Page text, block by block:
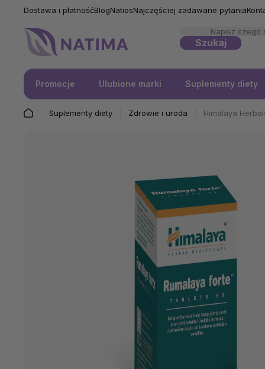
Dostawa i płatnośćBlogNatiosNajczęściej zadawane pytania
Szukaj
Promocje Ulubione marki Suplementy diety
Suplementy diety Zdrowie i uroda Himalaya